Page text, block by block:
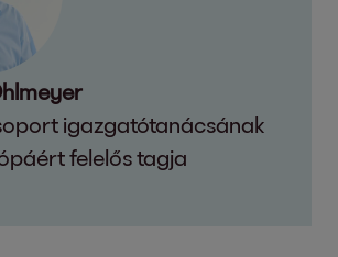
igazgatótanácsának
felelős tagja